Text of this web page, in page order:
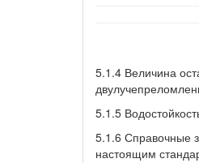
5.1.4 Величина
5.1.5
5.1.6 Справочные
настоящим